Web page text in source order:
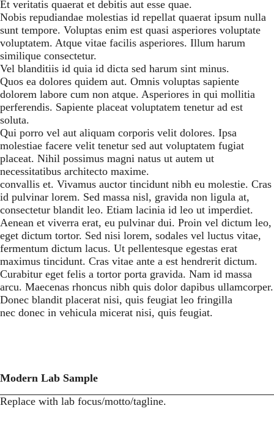
Et veritatis quaerat et debitis aut esse quae.
Nobis repudiandae molestias id repellat quaerat ipsum nulla
sunt tempore. Voluptas enim est quasi asperiores voluptate
voluptatem. Atque vitae facilis asperiores. Illum harum
similique consectetur.
Vel blanditiis id quia id dicta sed harum sint minus.
Quos ea dolores quidem aut. Omnis voluptas sapiente
dolorem labore cum non atque. Asperiores in qui mollitia
perferendis. Sapiente placeat voluptatem tenetur ad est
soluta.
Qui porro vel aut aliquam corporis velit dolores. Ipsa
molestiae facere velit tenetur sed aut voluptatem fugiat
placeat. Nihil possimus magni natus ut autem ut
necessitatibus architecto maxime.
convallis et. Vivamus auctor tincidunt nibh eu molestie. Cras
id pulvinar lorem. Sed massa nisl, gravida non ligula at,
consectetur blandit leo. Etiam lacinia id leo ut imperdiet.
Aenean et viverra erat, eu pulvinar dui. Proin vel dictum leo,
eget dictum tortor. Sed nisi lorem, sodales vel luctus vitae,
fermentum dictum lacus. Ut pellentesque egestas erat
maximus tincidunt. Cras vitae ante a est hendrerit dictum.
Curabitur eget felis a tortor porta gravida. Nam id massa
arcu. Maecenas rhoncus nibh quis dolor dapibus ullamcorper.
Donec blandit placerat nisi, quis feugiat leo fringilla
nec donec in vehicula micerat nisi, quis feugiat.
Modern Lab Sample
Replace with lab focus/motto/tagline.